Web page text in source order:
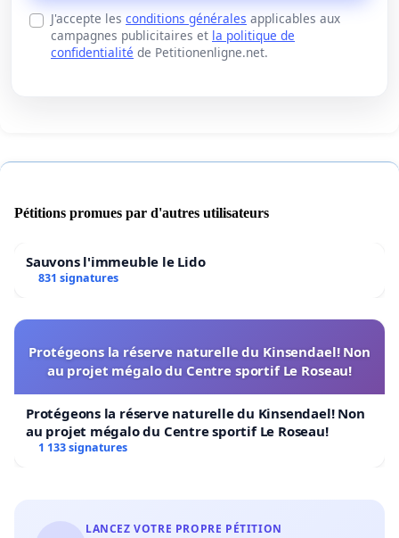
J'accepte les conditions générales applicables aux
campagnes publicitaires et la politique de
confidentialité de Petitionenligne.net.
Pétitions promues par d'autres utilisateurs
Sauvons l'immeuble le Lido
831 signatures
Protégeons la réserve naturelle du Kinsendael! Non
au projet mégalo du Centre sportif Le Roseau!
Protégeons la réserve naturelle du Kinsendael! Non
au projet mégalo du Centre sportif Le Roseau!
1 133 signatures
LANCEZ VOTRE PROPRE PÉTITION